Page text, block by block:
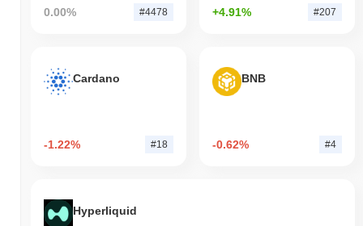
0.00% #4478 +4.91% #207
Cardano
-1.22% #18
BNB
-0.62% #4
Hyperliquid